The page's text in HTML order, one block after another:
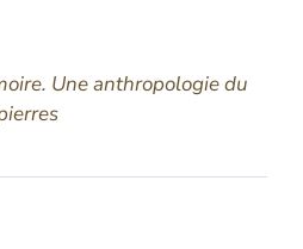
Une anthropologie du